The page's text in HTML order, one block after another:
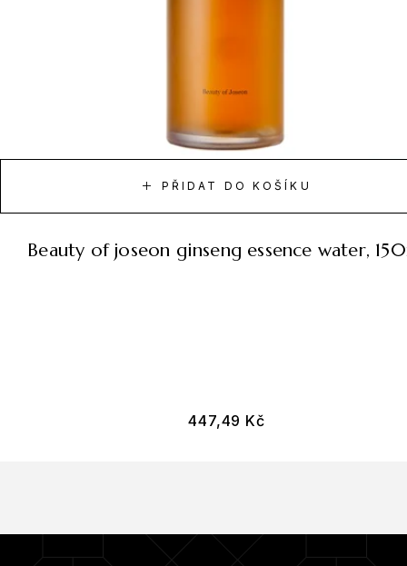
PŘIDAT DO KOŠÍKU
beauty of joseon ginseng essence water,
447,49 Kč